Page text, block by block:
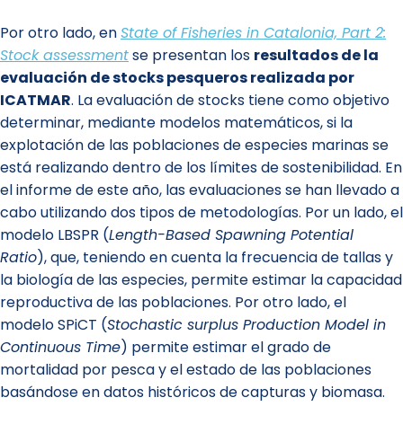
Por otro lado, enState of Fisheries in Catalonia, Part 2:
Stock assessmentse presentan los resultados de la
evaluación de stocks pesqueros realizada por
ICATMAR. La evaluación de stocks tiene como objetivo
determinar, mediante modelos matemáticos, si la
explotación de las poblaciones de especies marinas se
está realizando dentro de los límites de sostenibilidad. En
el informe de este año, las evaluaciones se han llevado a
cabo utilizando dos tipos de metodologías. Por un lado, el
modelo LBSPR (Length-Based Spawning Potential
Ratio), que, teniendo en cuenta la frecuencia de tallas y
la biología de las especies, permite estimar la capacidad
reproductiva de las poblaciones. Por otro lado, el
modelo SPiCT (Stochastic surplus Production Model in
Continuous Time) permite estimar el grado de
mortalidad por pesca y el estado de las poblaciones
basándose en datos históricos de capturas y biomasa.